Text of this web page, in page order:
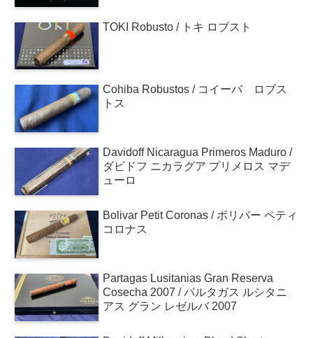
TOKI Robusto / トキ ロブスト
Cohiba Robustos / コイーバ ロブス
トス
Davidoff Nicaragua Primeros Maduro /
ダビドフ ニカラグア プリメロス マデ
ューロ
Bolivar Petit Coronas / ボリバー ペティ
コロナス
Partagas Lusitanias Gran Reserva
Cosecha 2007 / パルタガス ルシタニ
アス グラン レゼルバ 2007